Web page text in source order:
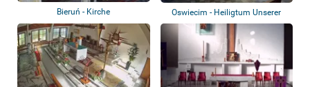
Bieruń - Kirche
Oswiecim - Heiligtum Unserer
Lieben Frau...